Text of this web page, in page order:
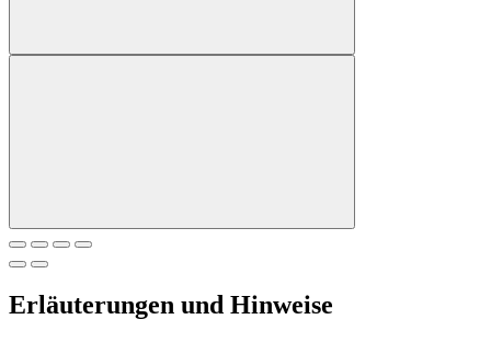
Erläuterungen und Hinweise